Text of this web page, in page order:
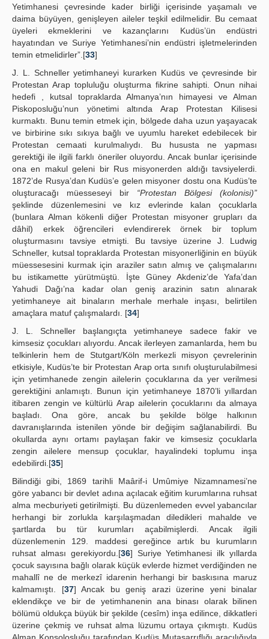
Yetimhanesi çevresinde kader birliği içerisinde yaşamalı ve
daima büyüyen, genişleyen aileler teşkil edilmelidir. Bu cemaat
üyeleri ekmeklerini ve kazançlarını Kudüs’ün endüstri
hayatından ve Suriye Yetimhanesi’nin endüstri işletmelerinden
temin etmelidirler”.[33]
J. L. Schneller yetimhaneyi kurarken Kudüs ve çevresinde bir
Protestan Arap topluluğu oluşturma fikrine sahipti. Onun nihai
hedefi , kutsal topraklarda Almanya’nın himayesi ve Alman
Piskoposluğu’nun yönetimi altında Arap Protestan Kilisesi
kurmaktı. Bunu temin etmek için, bölgede daha uzun yaşayacak
ve birbirine sıkı sıkıya bağlı ve uyumlu hareket edebilecek bir
Protestan cemaati kurulmalıydı. Bu hususta ne yapması
gerektiği ile ilgili farklı öneriler oluyordu. Ancak bunlar içerisinde
ona en makul geleni bir Rus misyonerden aldığı tavsiyelerdi.
1872’de Rusya’dan Kudüs’e gelen misyoner dostu ona Kudüs’te
oluşturacağı müesseseyi bir “Protestan Bölgesi (kolonisi)”
şeklinde düzenlemesini ve kız evlerinde kalan çocuklarla
(bunlara Alman kökenli diğer Protestan misyoner grupları da
dâhil) erkek öğrencileri evlendirerek örnek bir toplum
oluşturmasını tavsiye etmişti. Bu tavsiye üzerine J. Ludwig
Schneller, kutsal topraklarda Protestan misyonerliğinin en büyük
müessesesini kurmak için araziler satın almış ve çalışmalarını
bu istikamette yürütmüştü. İşte Güney Akdeniz’de Yafa’dan
Yahudi Dağı’na kadar olan geniş arazinin satın alınarak
yetimhaneye ait binaların merhale merhale inşası, belirtilen
amaçlara matuf çalışmalardı. [34]
J. L. Schneller başlangıçta yetimhaneye sadece fakir ve
kimsesiz çocukları alıyordu. Ancak ilerleyen zamanlarda, hem bu
telkinlerin hem de Stutgart/Köln merkezli misyon çevrelerinin
etkisiyle, Kudüs’te bir Protestan Arap orta sınıfı oluşturulabilmesi
için yetimhanede zengin ailelerin çocuklarına da yer verilmesi
gerektiğini anlamıştı. Bunun için yetimhaneye 1870’li yıllardan
itibaren zengin ve kültürlü Arap ailelerin çocuklarını da almaya
başladı. Ona göre, ancak bu şekilde bölge halkının
davranışlarında istenilen yönde bir değişim sağlanabilirdi. Bu
okullarda aynı ortamı paylaşan fakir ve kimsesiz çocuklarla
zengin ailelere mensup çocuklar, hayalindeki toplumu inşa
edebilirdi.[35]
Bilindiği gibi, 1869 tarihli Maârif-i Umûmiye Nizamnamesi’ne
göre yabancı bir devlet adına açılacak eğitim kurumlarına ruhsat
alma mecburiyeti getirilmişti. Bu düzenlemeden evvel yabancılar
herhangi bir zorlukla karşılaşmadan diledikleri mahalde ve
şartlarda bu tür kurumları açabilmişlerdi. Ancak ilgili
düzenlemenin 129. maddesi gereğince artık bu kurumların
ruhsat alması gerekiyordu.[36] Suriye Yetimhanesi ilk yıllarda
çocuk sayısına bağlı olarak küçük evlerde hizmet verdiğinden ne
mahallî ne de merkezî idarenin herhangi bir baskısına maruz
kalmamıştı. [37] Ancak bu geniş arazi üzerine yeni binalar
eklendikçe ve bir de yetimhanenin ana binası olarak bilinen
bölümü oldukça büyük bir şekilde (cesîm) inşa edilince, dikkatleri
üzerine çekmiş ve ruhsat alma lüzumu ortaya çıkmıştı. Kudüs